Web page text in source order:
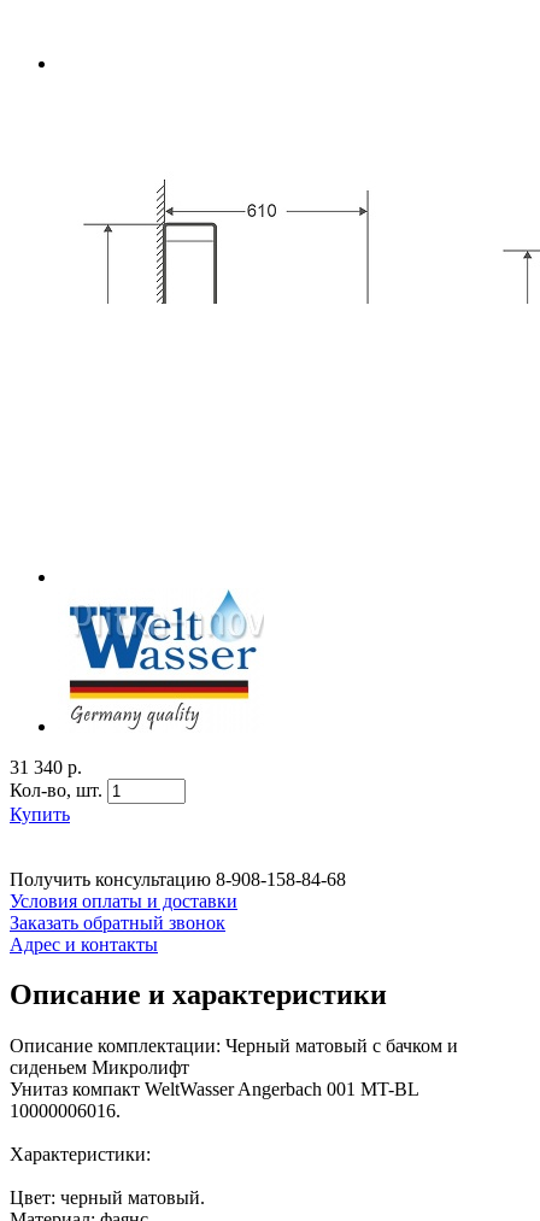
31 340 р.
Кол-во, шт.
Купить
Получить консультацию 8-908-158-84-68
Условия оплаты и доставки
Заказать обратный звонок
Адрес и контакты
Описание и характеристики
Описание комплектации: Черный матовый с бачком и
сиденьем Микролифт
Унитаз компакт WeltWasser Angerbach 001 MT-BL
10000006016.
Характеристики:
Цвет: черный матовый.